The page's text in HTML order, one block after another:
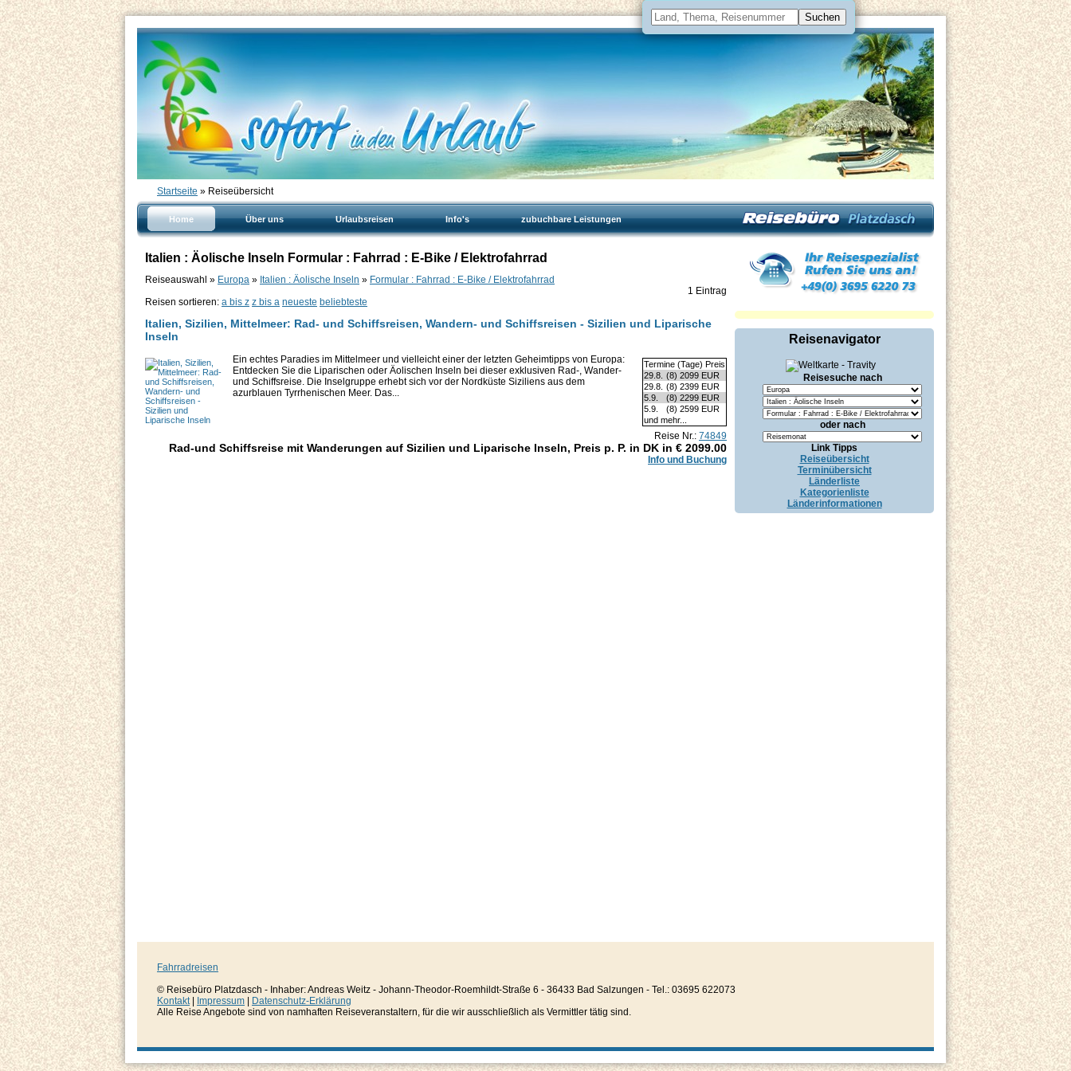
Startseite » Reiseübersicht
Home Über uns Urlaubsreisen Info's zubuchbare Leistungen
Italien : Äolische Inseln Formular : Fahrrad : E-Bike / Elektrofahrrad
Reiseauswahl » Europa » Italien : Äolische Inseln » Formular : Fahrrad : E-Bike / Elektrofahrrad
1 Eintrag
Reisen sortieren: a bis z z bis a neueste beliebteste
Italien, Sizilien, Mittelmeer: Rad- und Schiffsreisen, Wandern- und Schiffsreisen - Sizilien und Liparische
Inseln
Termine (Tage) Preis
29.8. (8) 2099 EUR
29.8. (8) 2399 EUR
5.9.
(8) 2299 EUR
5.9.
(8) 2599 EUR
und mehr...
Ein echtes Paradies im Mittelmeer und vielleicht einer der letzten Geheimtipps von Europa:
Entdecken Sie die Liparischen oder Äolischen Inseln bei dieser exklusiven Rad-, Wander-
und Schiffsreise. Die Inselgruppe erhebt sich vor der Nordküste Siziliens aus dem
azurblauen Tyrrhenischen Meer. Das...
Reise Nr.: 74849
Rad-und Schiffsreise mit Wanderungen auf Sizilien und Liparische Inseln, Preis p. P. in DK in € 2099.00
Info und Buchung
Reisenavigator
Reisesuche nach
oder nach
Link Tipps
Reiseübersicht
Terminübersicht
Länderliste
Kategorienliste
Länderinformationen
Fahrradreisen
© Reisebüro Platzdasch - Inhaber: Andreas Weitz - Johann-Theodor-Roemhildt-Straße 6 - 36433 Bad Salzungen - Tel.: 03695 622073
Kontakt| Impressum
Datenschutz-Erklärung
Alle Reise Angebote sind von namhaften Reiseveranstaltern, für die wir ausschließlich als Vermittler tätig sind.